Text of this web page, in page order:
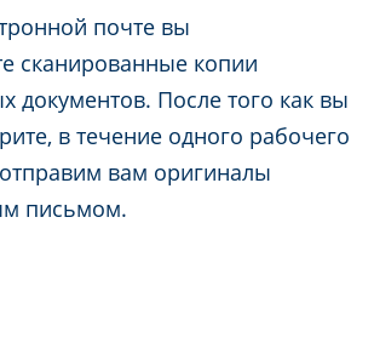
почте вы
сканированные копии
документов. После того как вы
в течение одного рабочего
вам оригиналы
письмом.